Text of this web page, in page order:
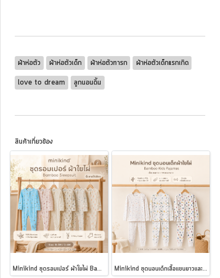
ผ้าห่อตัว ผ้าห่อตัวเด็ก ผ้าห่อตัวทารก
ผ้าห่อตัวเด็กแรกเกิด
love to dream
ลูกนอนดิ้น
สินค้าเกี่ยวข้อง
Minikind ชุดรอมเปอร์ ผ้าใยไผ่ Bamboo Sleepsuit Minikind ชุดนอนเด็กเสื้อแขนยาวและกางเกงขายาว ผ้าใยไผ่ Bamboo Kids Pajamas